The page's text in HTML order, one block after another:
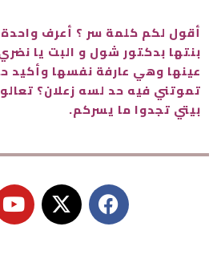
أقول لكم كلمة سر ؟ أعرف
بنتها بدكتور شول و البت يا
عينها وهي عارفة نفسها وأكيد
تموتني فيه حد لسه زعلان؟
بيتي تجدوا ما يسركم.
W
h
a